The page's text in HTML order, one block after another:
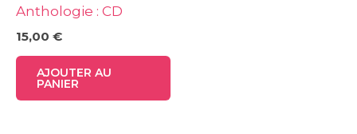
Anthologie : CD
15,00 €
AJOUTER AU
PANIER